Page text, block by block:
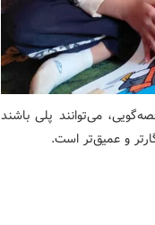
می‌توانند پلی باشند
و عمیق‌تر است.